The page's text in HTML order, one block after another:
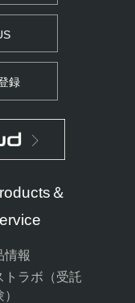
録
＆
情報
トラボ（受託